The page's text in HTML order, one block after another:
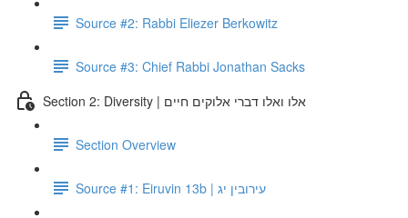
Source #2: Rabbi Eliezer Berkowitz
Source #3: Chief Rabbi Jonathan Sacks
Section 2: Diversity | אלו ואלו דברי אלוקים חיים
Section Overview
Source #1: Eiruvin 13b | עירובין יג